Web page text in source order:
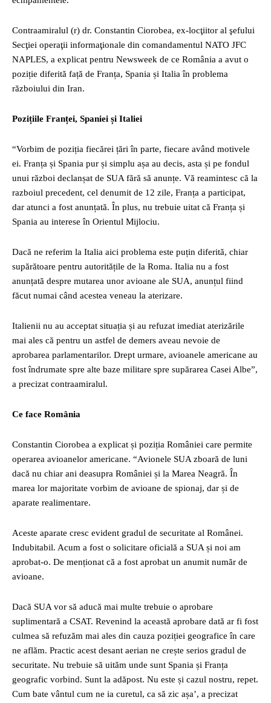
Contraamiralul (r) dr. Constantin Ciorobea, ex-locţiitor al şefului
Secţiei operaţii informaţionale din comandamentul NATO JFC
NAPLES, a explicat pentru Newsweek de ce România a avut o
poziție diferită față de Franța, Spania și Italia în problema
războiului din Iran.
Pozițiile Franței, Spaniei și Italiei
“Vorbim de poziția fiecărei țări în parte, fiecare având motivele
ei. Franța și Spania pur și simplu așa au decis, asta și pe fondul
unui război declanșat de SUA fără să anunțe. Vă reamintesc că la
razboiul precedent, cel denumit de 12 zile, Franța a participat,
dar atunci a fost anunțată. În plus, nu trebuie uitat că Franța și
Spania au interese în Orientul Mijlociu.
Dacă ne referim la Italia aici problema este puțin diferită, chiar
supărătoare pentru autoritățile de la Roma. Italia nu a fost
anunțată despre mutarea unor avioane ale SUA, anunțul fiind
făcut numai când acestea veneau la aterizare.
Italienii nu au acceptat situația și au refuzat imediat aterizările
mai ales că pentru un astfel de demers aveau nevoie de
aprobarea parlamentarilor. Drept urmare, avioanele americane au
fost îndrumate spre alte baze militare spre supărarea Casei Albe”,
a precizat contraamiralul.
Ce face România
Constantin Ciorobea a explicat și poziția României care permite
operarea avioanelor americane. “Avionele SUA zboară de luni
dacă nu chiar ani deasupra României și la Marea Neagră. În
marea lor majoritate vorbim de avioane de spionaj, dar și de
aparate realimentare.
Aceste aparate cresc evident gradul de securitate al Românei.
Indubitabil. Acum a fost o solicitare oficială a SUA și noi am
aprobat-o. De menționat că a fost aprobat un anumit număr de
avioane.
Dacă SUA vor să aducă mai multe trebuie o aprobare
suplimentară a CSAT. Revenind la această aprobare dată ar fi fost
culmea să refuzăm mai ales din cauza poziției geografice în care
ne aflăm. Practic acest desant aerian ne crește serios gradul de
securitate. Nu trebuie să uităm unde sunt Spania și Franța
geografic vorbind. Sunt la adăpost. Nu este și cazul nostru, repet.
Cum bate vântul cum ne ia curetul, ca să zic așa’, a precizat